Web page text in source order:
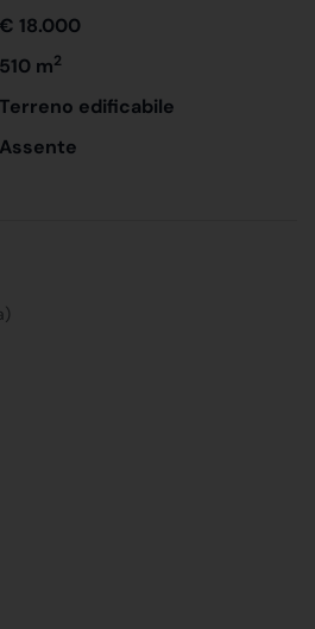
€ 18.000
510 m2
Terreno edificabile
Assente